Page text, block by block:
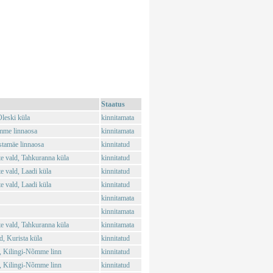
Staatus
küla
kinnitamata
linnaosa
kinnitamata
linnaosa
kinnitatud
vald, Tahkuranna küla
kinnitatud
vald, Laadi küla
kinnitatud
vald, Laadi küla
kinnitatud
kinnitamata
kinnitamata
vald, Tahkuranna küla
kinnitamata
Kurista küla
kinnitatud
Kilingi-Nõmme linn
kinnitatud
Kilingi-Nõmme linn
kinnitatud